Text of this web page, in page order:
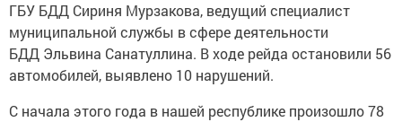
ГБУ БДД Сириня Мурзакова, ведущий специалист
муниципальной службы в сфере деятельности
БДД Эльвина Санатуллина. В ходе рейда остановили 56
автомобилей, выявлено 10 нарушений.
С начала этого года в нашей республике произошло 78